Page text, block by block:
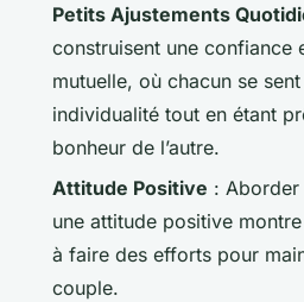
Petits Ajustements
construisent une confiance
mutuelle, où chacun se
individualité tout en étant
bonheur de l’autre.
Attitude Positive : Aborder
une attitude positive
à faire des efforts pour
couple.